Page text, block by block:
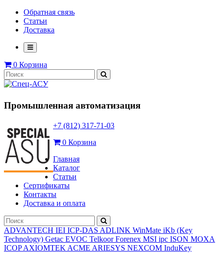
Обратная связь
Статьи
Доставка
0 Корзина
Промышленная автоматизация
+7 (812) 317-71-03
0 Корзина
Главная
Каталог
Статьи
Сертификаты
Контакты
Доставка и оплата
ADVANTECH IEI ICP-DAS ADLINK WinMate iKb (Key
Technology) Getac EVOC TelkoorForenex MSI ipc ISON MOXA
ICOPAXIOMTEK ACME ARIESYS NEXCOM InduKey